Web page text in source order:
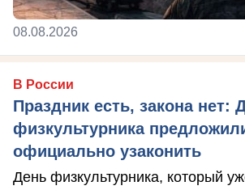
08.08.2026
В России
Праздник есть, закона нет:
физкультурника
официально узаконить
День физкультурника, который